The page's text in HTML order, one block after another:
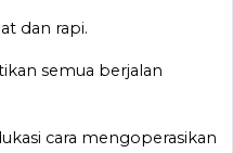
dan rapi.
semua berjalan
cara mengoperasikan